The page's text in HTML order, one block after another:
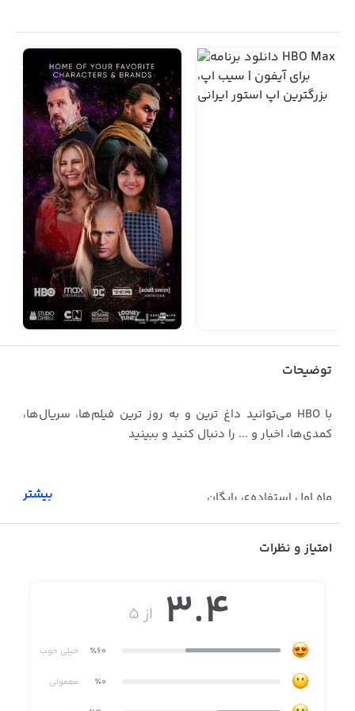
توضیحات
با HBO می‌توانید داغ ترین و به روز ترین فیلم‌ها، سریال‌ها،
کمدی‌ها، اخبار و ... را دنبال کنید و ببینید
ماه اول استفاده‌ی رایگان بیشتر
امتیاز و نظرات
از ۵ 3.4
٪60 خیلی خوب
٪0 معمولی